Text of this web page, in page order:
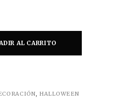
AL CARRITO
, HALLOWEEN